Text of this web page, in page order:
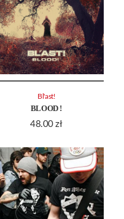
BLOOD !
48.00zł
Bl'ast!